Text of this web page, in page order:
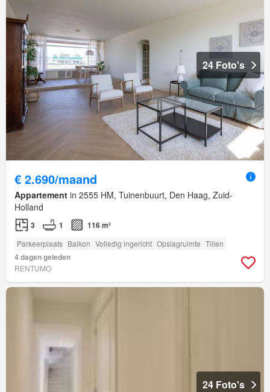
24 Foto's
€ 2.690/maand
Appartement in 2555 HM, Tuinenbuurt, Den Haag, Zuid-
Holland
3 1 116 m²
Parkeerplaats Balkon Volledig ingericht Opslagruimte Tillen
4 dagen geleden
RENTUMO
24 Foto's